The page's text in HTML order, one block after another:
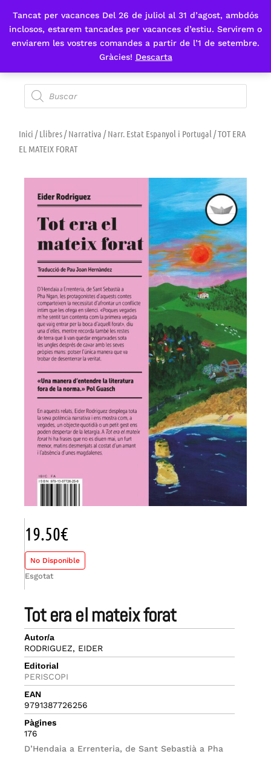
Tancat per vacances Del 26 de juliol al 31 d’agost, ambdós
inclosos, estarem tancades per vacances d’estiu. Servirem o
enviarem les vostres comandes a partir de l’1 de setembre.
Gràcies! Descarta
Fes-te'n sòcia
Inici /Llibres/Narrativa /Narr. Estat Espanyol i Portugal / TOT ERA
EL MATEIX FORAT
tot era el mateix forat
Autor/a
RODRIGUEZ, EIDER
Editorial
PERISCOPI
EAN
9791387726256
Pàgines
176
D’Hendaia a Errenteria, de Sant Sebastià a Pha
19.50€
No Disponible
Esgotat